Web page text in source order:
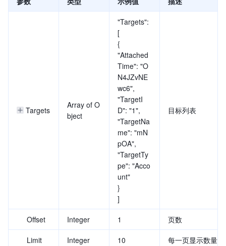
Targets
Array of O
bject
"Targets":
[
{
"Attached
Time": "O
N4JZvNE
wc6",
"TargetI
D": "1",
"TargetNa
me": "mN
pOA",
"TargetTy
pe": "Acco
unt"
}
]
目标列表
Offset Integer 1 页数
Limit Integer 10 每一页显示数量